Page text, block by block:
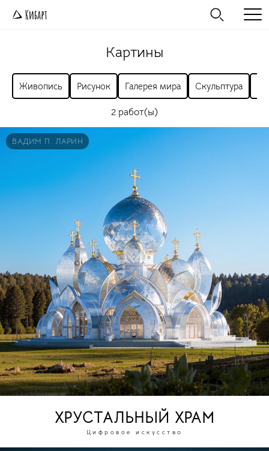
Картины
Живопись Рисунок Галерея мира Скульптура
2 работ(ы)
ВАДИМ П. ЛАРИН
ХРУСТАЛЬНЫЙ ХРАМ
Цифровое искусство